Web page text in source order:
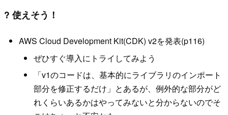
? 使えそう！
AWS Cloud Development Kit(CDK) v2を発表(p116)
ぜひすぐ導入にトライしてみよう
「v1のコードは、基本的にライブラリのインポート
部分を修正するだけ」とあるが、例外的な部分がど
れくらいあるかはやってみないと分からないのでそ